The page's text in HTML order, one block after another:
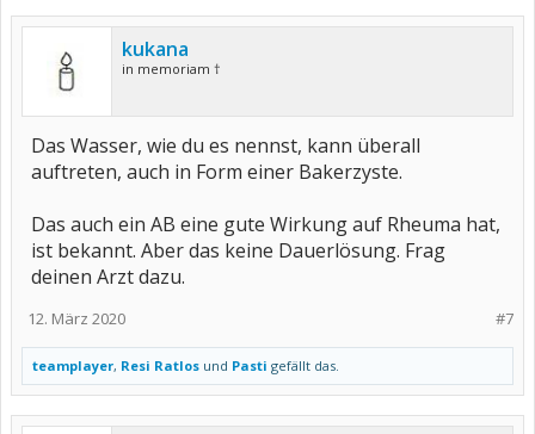
kukana
in memoriam †
Das Wasser, wie du es nennst, kann überall
auftreten, auch in Form einer Bakerzyste.
Das auch ein AB eine gute Wirkung auf Rheuma hat,
ist bekannt. Aber das keine Dauerlösung. Frag
deinen Arzt dazu.
#7
12. März 2020
teamplayer, Resi Ratlos und Pasti gefällt das.